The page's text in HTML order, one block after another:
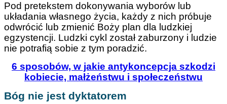
Pod pretekstem dokonywania wyborów lub
układania własnego życia, każdy z nich próbuje
odwrócić lub zmienić Boży plan dla ludzkiej
egzystencji. Ludzki cykl został zaburzony i ludzie
nie potrafią sobie z tym poradzić.
6 sposobów, w jakie antykoncepcja szkodzi
kobiecie, małżeństwu i społeczeństwu
Bóg nie jest dyktatorem